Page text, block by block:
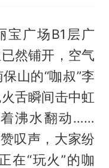
宝广场B1层广
然铺开，空气
山的“咖叔”李
舌瞬间击中虹
沸水翻动……
叹声，大家纷
在“玩火”的咖